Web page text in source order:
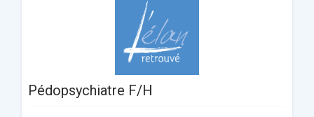
Pédopsychiatre F/H